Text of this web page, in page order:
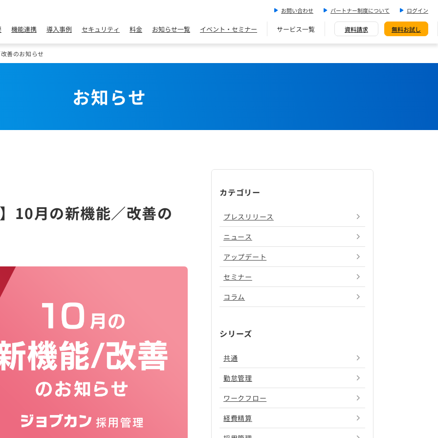
お問い合わせ パートナー制度について ログイン
機能連携 導入事例 セキュリティ 料金 お知らせ一覧 イベント・セミナー サービス一覧 資料請求 無料お試し
善のお知らせ
お知らせ
10月の新機能／改善の
カテゴリー
プレスリリース
ニュース
アップデート
セミナー
コラム
シリーズ
共通
勤怠管理
ワークフロー
経費精算